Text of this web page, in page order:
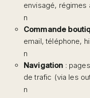
envisagé, régimes
n
Commande
email, téléphone,
n
Navigation :
de trafic (via les
n